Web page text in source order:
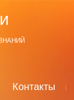
Контакты